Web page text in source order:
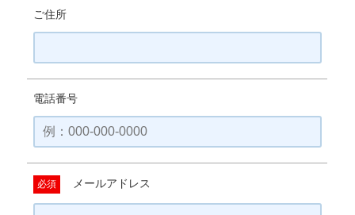
ご住所
電話番号
必須 メールアドレス